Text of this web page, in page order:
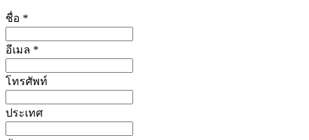
ชื่อ *
อีเมล *
โทรศัพท์
ประเทศ